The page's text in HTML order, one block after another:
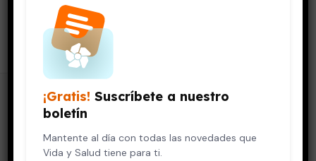
prueba del GBS
130 artículos
¡Gratis! Suscríbete a nuestro
boletín
Mantente al día con todas las novedades que
Vida y Salud tiene para ti.